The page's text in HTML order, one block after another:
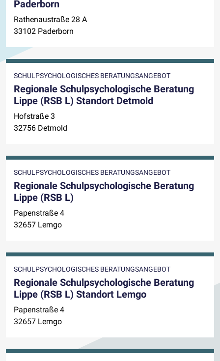
Paderborn
Rathenaustraße 28 A
33102 Paderborn
SCHULPSYCHOLOGISCHES BERATUNGSANGEBOT
Regionale Schulpsychologische Beratung
Lippe (RSB L) Standort Detmold
Hofstraße 3
32756 Detmold
SCHULPSYCHOLOGISCHES BERATUNGSANGEBOT
Regionale Schulpsychologische Beratung
Lippe (RSB L)
Papenstraße 4
32657 Lemgo
SCHULPSYCHOLOGISCHES BERATUNGSANGEBOT
Regionale Schulpsychologische Beratung
Lippe (RSB L) Standort Lemgo
Papenstraße 4
32657 Lemgo